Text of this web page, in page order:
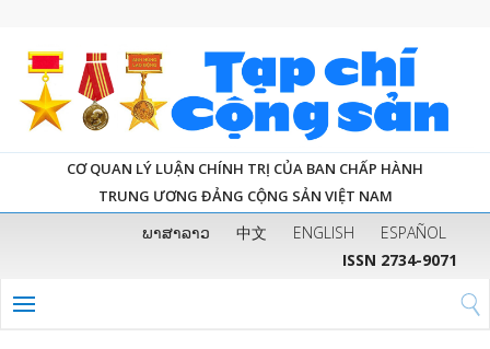
CƠ QUAN LÝ LUẬN CHÍNH TRỊ CỦA BAN CHẤP HÀNH
TRUNG ƯƠNG ĐẢNG CỘNG SẢN VIỆT NAM
ພາສາລາວ 中文 ENGLISH
ESPAÑOL
ISSN 2734-9071